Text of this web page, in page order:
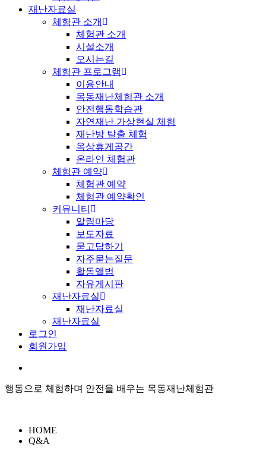
재난자료실
체험관 소개
체험관 소개
시설소개
오시는길
체험관 프로그램
이용안내
목동재난체험관 소개
안전행동학습관
자연재난 가상현실 체험
재난방 탈출 체험
옥상휴게공간
온라인 체험관
체험관 예약
체험관 예약
체험관 예약확인
커뮤니티
알림마당
보도자료
묻고답하기
자주묻는질문
활동앨범
자유게시판
재난자료실
재난자료실
재난자료실
로그인
회원가입
행동으로 체험하며 안전을 배우는 목동재난체험관
HOME
Q&A